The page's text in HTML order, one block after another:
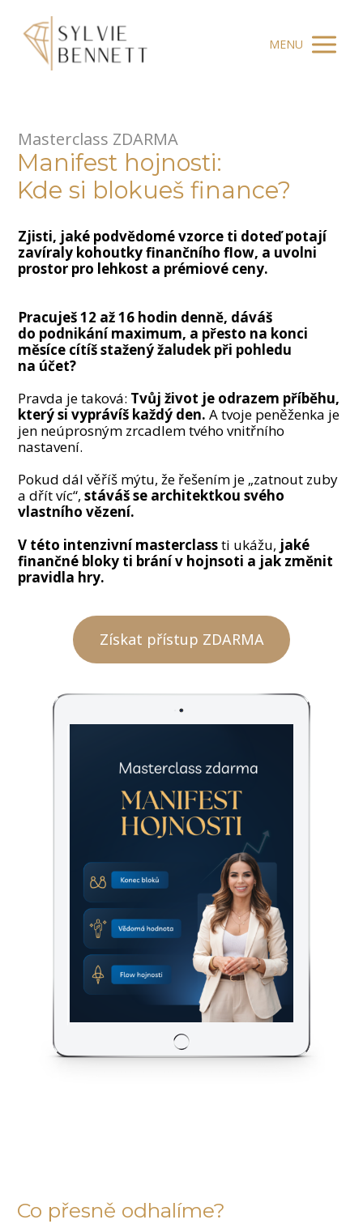
MENU
Masterclass ZDARMA
Manifest hojnosti:
Kde si blokueš finance?
Zjisti, jaké podvědomé vzorce ti doteď potají
zavíraly kohoutky finančního flow, a uvolni
prostor pro lehkost a prémiové ceny.
Pracuješ 12 až 16 hodin denně, dáváš
do podnikání maximum, a přesto na konci
měsíce cítíš stažený žaludek při pohledu
na účet?
Pravda je taková: Tvůj život je odrazem příběhu,
který si vyprávíš každý den. A tvoje peněženka je
jen neúprosným zrcadlem tvého vnitřního
nastavení.
Pokud dál věříš mýtu, že řešením je „zatnout zuby
a dřít víc“,stáváš se architektkou svého
vlastního vězení.
V této intenzivní masterclassti ukážu, jaké
finančné bloky ti brání v hojnsoti a jak změnit
pravidla hry.
Získat přístup ZDARMA
Co přesně odhalíme?